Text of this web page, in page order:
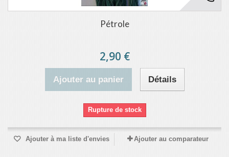
Pétrole
2,90 €
Ajouter au panier Détails
Rupture de stock
Ajouter à ma liste d'envies Ajouter au comparateur